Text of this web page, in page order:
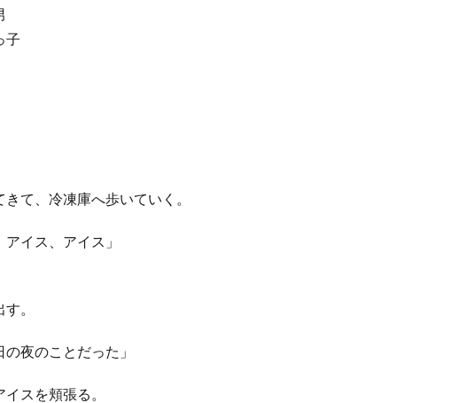
て、冷凍庫へ歩いていく。
イス、アイス」
。
夜のことだった」
スを頬張る。